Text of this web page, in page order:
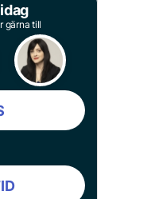
gärna till